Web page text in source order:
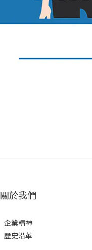
關於我們
企業精神
歷史沿革